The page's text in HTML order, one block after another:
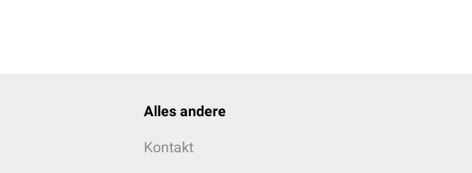
Alles andere
Kontakt